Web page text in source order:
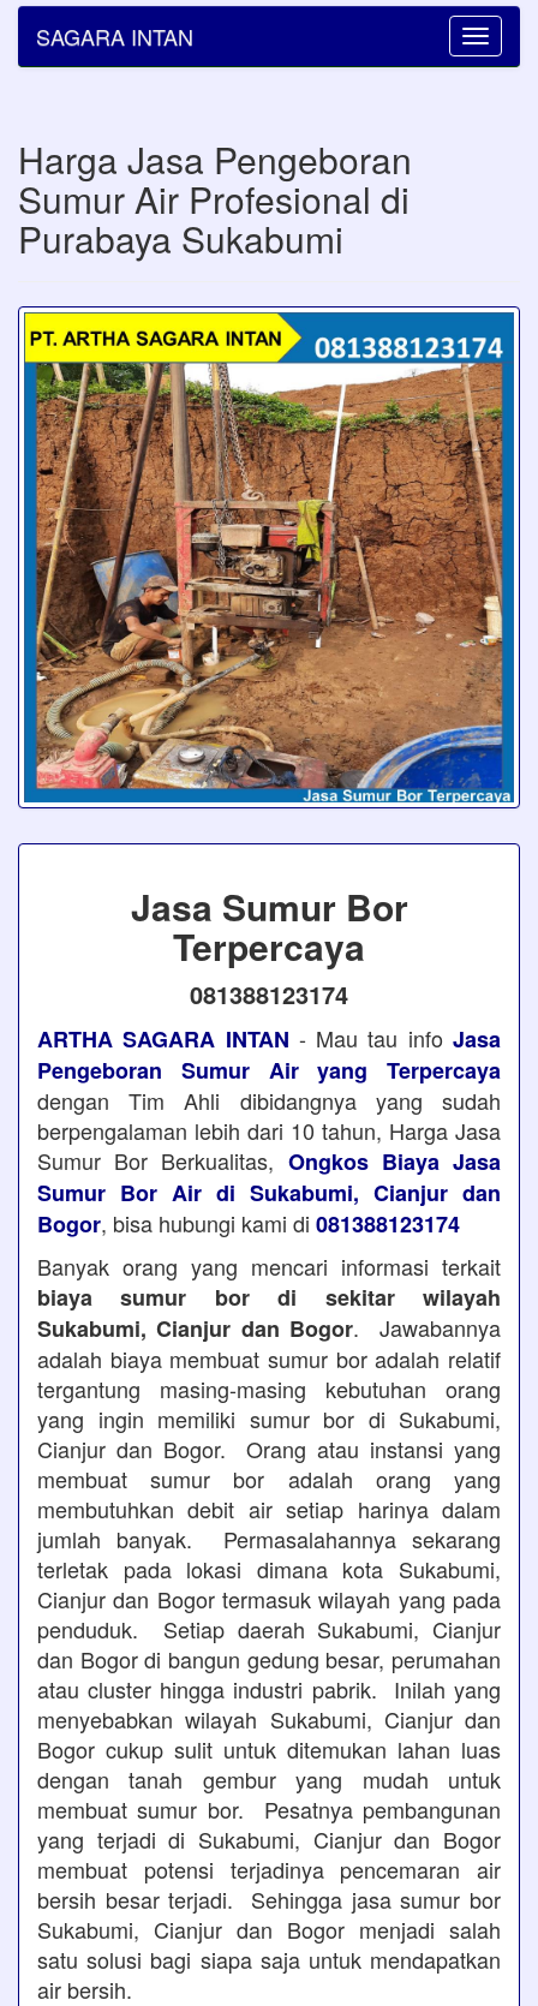
Toggle
SAGARA INTAN
Harga Jasa Pengeboran
Sumur Air Profesional di
Purabaya Sukabumi
Jasa Sumur Bor
Terpercaya
081388123174
ARTHA SAGARA INTAN - Mau tau infoJasa
Pengeboran Sumur Air yang Terpercaya
dengan Tim Ahli dibidangnya yang sudah
berpengalaman lebih dari 10 tahun, Harga Jasa
Sumur Bor Berkualitas, Ongkos Biaya Jasa
Sumur Bor Air di Sukabumi, Cianjur dan
Bogor, bisa hubungi kami di 081388123174
Banyak orang yang mencari informasi terkait
biaya sumur bor di sekitar wilayah
Sukabumi, Cianjur dan Bogor. Jawabannya
adalah biaya membuat sumur bor adalah relatif
tergantung masing-masing kebutuhan orang
yang ingin memiliki sumur bor di Sukabumi,
Cianjur dan Bogor. Orang atau instansi yang
membuat sumur bor adalah orang yang
membutuhkan debit air setiap harinya dalam
jumlah banyak. Permasalahannya sekarang
terletak pada lokasi dimana kota Sukabumi,
Cianjur dan Bogor termasuk wilayah yang pada
penduduk. Setiap daerah Sukabumi, Cianjur
dan Bogor di bangun gedung besar, perumahan
atau cluster hingga industri pabrik. Inilah yang
menyebabkan wilayah Sukabumi, Cianjur dan
Bogor cukup sulit untuk ditemukan lahan luas
dengan tanah gembur yang mudah untuk
membuat sumur bor. Pesatnya pembangunan
yang terjadi di Sukabumi, Cianjur dan Bogor
membuat potensi terjadinya pencemaran air
bersih besar terjadi. Sehingga jasa sumur bor
Sukabumi, Cianjur dan Bogor menjadi salah
satu solusi bagi siapa saja untuk mendapatkan
air bersih.